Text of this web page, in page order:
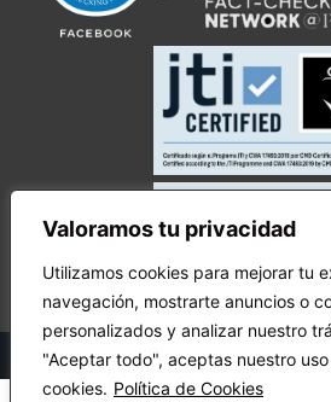
Valoramos tu privacidad
Utilizamos cookies para mejorar tu
navegación, mostrarte anuncios o
personalizados y analizar nuestro
"Aceptar todo", aceptas nuestro
cookies. Política de Cookies
© Copyright Ecuador Chequea 2025.